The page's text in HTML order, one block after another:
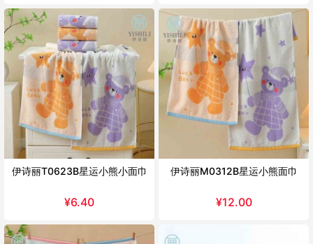
伊诗丽T0623B星运小熊小面巾
¥6.40
伊诗丽M0312B星运小熊面巾
¥12.00